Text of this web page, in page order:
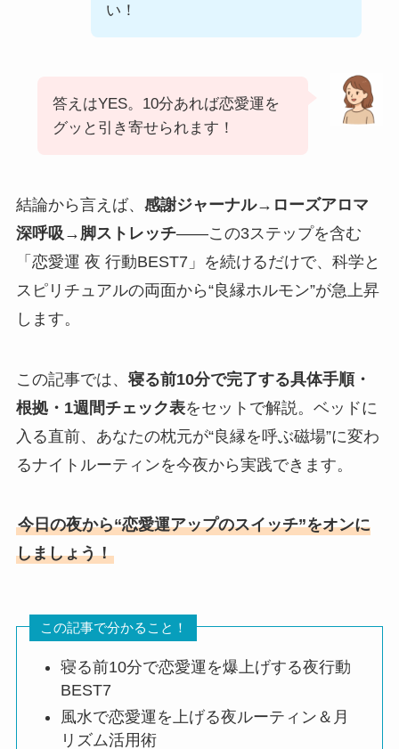
い！
答えはYES。10分あれば恋愛運を
グッと引き寄せられます！
結論から言えば、 感謝ジャーナル→ローズアロマ
深呼吸→脚ストレッチ――この3ステップを含む
「恋愛運 夜 行動BEST7」を続けるだけで、科学と
スピリチュアルの両面から“良縁ホルモン”が急上昇
します。
この記事では、 寝る前10分で完了する具体手順・
根拠・1週間チェック表をセットで解説。ベッドに
入る直前、あなたの枕元が“良縁を呼ぶ磁場”に変わ
るナイトルーティンを今夜から実践できます。
今日の夜から“恋愛運アップのスイッチ”をオンに
しましょう！
この記事で分かること！
寝る前10分で恋愛運を爆上げする夜行動
BEST7
風水で恋愛運を上げる夜ルーティン＆月
リズム活用術